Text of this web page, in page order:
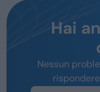
Hai
Nessun